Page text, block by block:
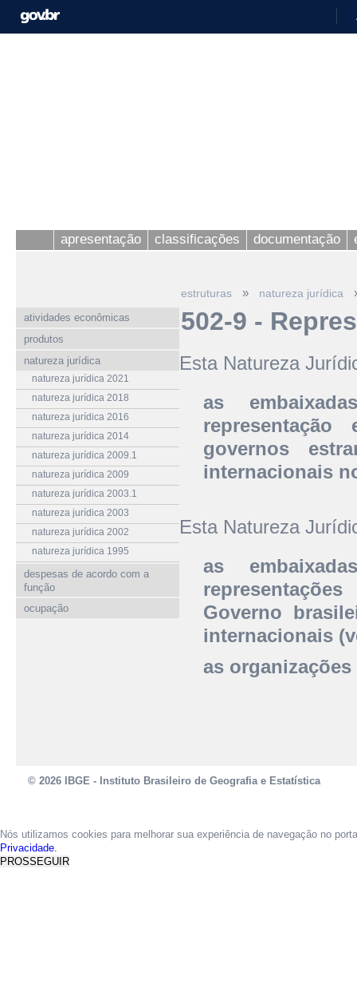
apresentação classificações documentação
atividades econômicas
produtos
natureza jurídica
natureza jurídica 2021
natureza jurídica 2018
natureza jurídica 2016
natureza jurídica 2014
natureza jurídica 2009.1
natureza jurídica 2009
natureza jurídica 2003.1
natureza jurídica 2003
natureza jurídica 2002
natureza jurídica 1995
despesas de acordo com a
função
ocupação
estruturas » natureza jurídica
502-9 -
Esta Natureza
as
governos
internacionais
Esta Natureza
as
Governo
internacionais
as
© 2026 IBGE - Instituto Brasileiro de Geografia e Estatística
Nós utilizamos cookies para melhorar sua experiência de navegação no
Privacidade.
PROSSEGUIR